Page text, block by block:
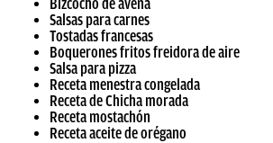
Salsas para carnes
Tostadas francesas
Boquerones fritos freidora de aire
Salsa para pizza
Receta menestra congelada
Receta de Chicha morada
Receta mostachón
Receta aceite de orégano